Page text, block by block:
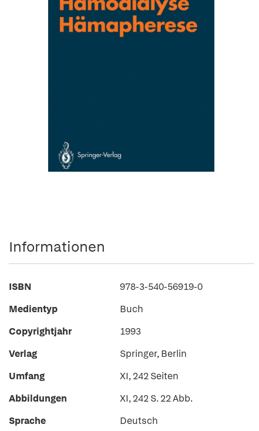
Informationen
ISBN
978-3-540-56919-0
Medientyp
Buch
Copyrightjahr
1993
Verlag
Springer, Berlin
Umfang
XI, 242 Seiten
Abbildungen
XI, 242 S. 22 Abb.
Sprache
Deutsch